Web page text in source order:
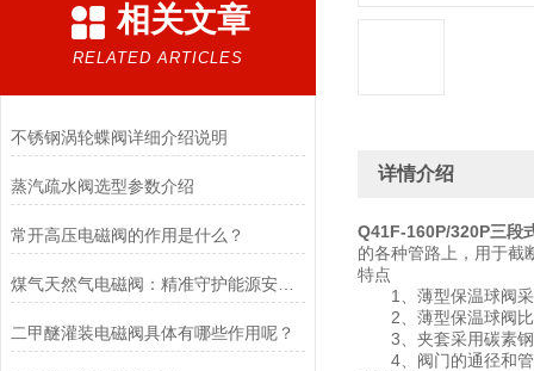
相关文章
RELATED ARTICLES
不锈钢涡轮蝶阀详细介绍说明
蒸汽疏水阀选型参数介绍
常开高压电磁阀的作用是什么？
煤气天然气电磁阀：精准守护能源安全的“调控卫士”
二甲醚灌装电磁阀具体有哪些作用呢？
详情介绍
Q41F-160P/320P三段
的各种管路上，用于截
特点
1、薄型保温球阀采
2、薄型保温球阀比
3、夹套采用碳素钢
4、阀门的通径和管